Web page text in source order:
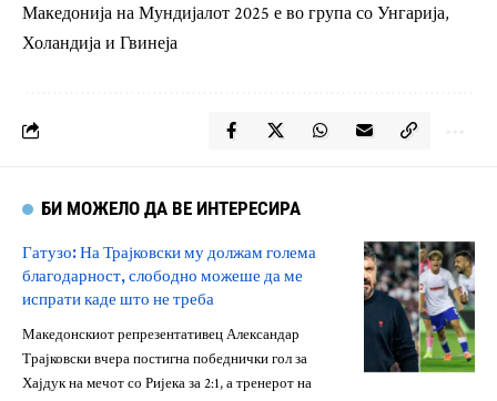
Македонија на Мундијалот 2025 е во група со Унгарија,
Холандија и Гвинеја
БИ МОЖЕЛО ДА ВЕ ИНТЕРЕСИРА
Гатузо: На Трајковски му должам голема
благодарност, слободно можеше да ме
испрати каде што не треба
Македонскиот репрезентативец Александар
Трајковски вчера постигна победнички гол за
Хајдук на мечот со Ријека за 2:1, а тренерот на